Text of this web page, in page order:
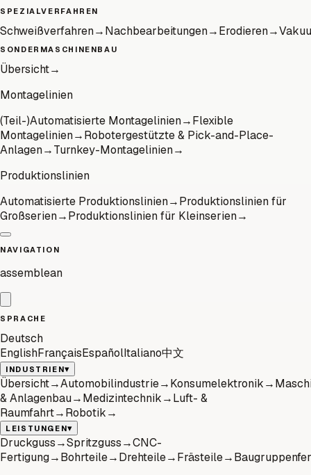
SPEZIALVERFAHREN
Schweißverfahren→Nachbearbeitungen→Erodieren→
SONDERMASCHINENBAU
Übersicht→
Montagelinien
(Teil-)Automatisierte Montagelinien→Flexible
Montagelinien→Robotergestützte & Pick-and-Place-
Anlagen→Turnkey-Montagelinien→
Produktionslinien
Automatisierte Produktionslinien→Produktionslinien für
Großserien→Produktionslinien für Kleinserien→
NAVIGATION
assemblean
SPRACHE
Deutsch
EnglishFrançaisEspañolItaliano中文
INDUSTRIEN▾
Übersicht→Automobilindustrie→Konsumelektronik→
& Anlagenbau→Medizintechnik→Luft- &
Raumfahrt→Robotik→
LEISTUNGEN▾
Druckguss→Spritzguss→CNC-
Fertigung→Bohrteile→Drehteile→Frästeile→